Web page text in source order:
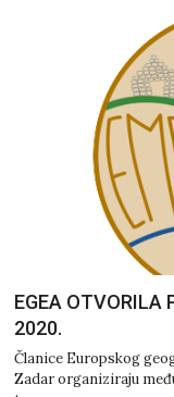
EGEA OTVORILA
2020.
Članice Europskog
Zadar organiziraju